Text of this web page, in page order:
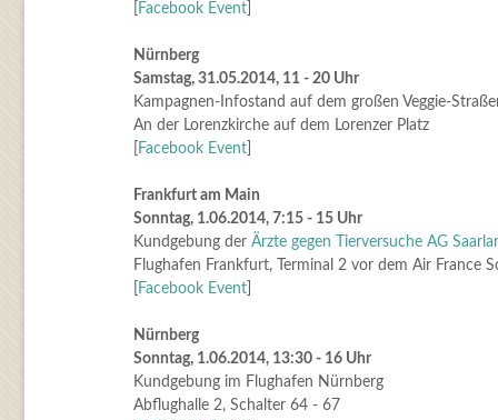
Facebook Event]
Nürnberg
Samstag, 31.05.2014, 11 - 20 Uhr
Kampagnen-Infostand auf dem großen Veggie-
An der Lorenzkirche auf dem Lorenzer Platz
Facebook Event]
Frankfurt am Main
Sonntag, 1.06.2014, 7:15 - 15 Uhr
Kundgebung der Ärzte gegen Tierversuche AG
Flughafen Frankfurt, Terminal 2 vor dem Air France
Facebook Event]
Nürnberg
Sonntag, 1.06.2014, 13:30 - 16 Uhr
Kundgebung im Flughafen Nürnberg
Abflughalle 2, Schalter 64 - 67